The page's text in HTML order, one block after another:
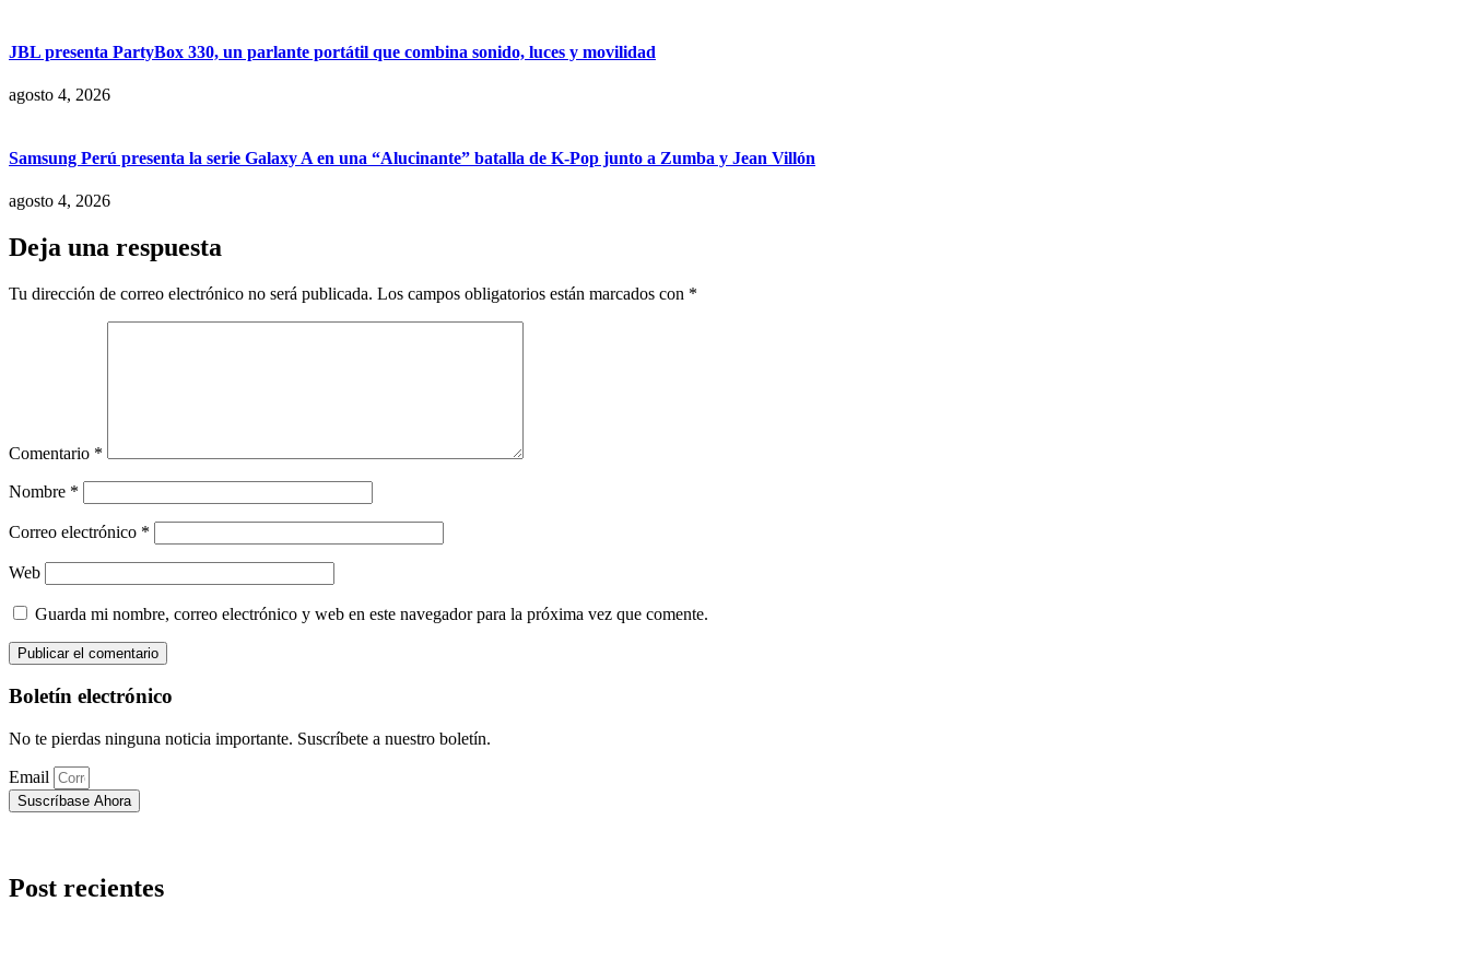
JBL presenta PartyBox 330, un parlante portátil que combina sonido, luces y movilidad
agosto 4, 2026
Samsung Perú presenta la serie Galaxy A en una “Alucinante” batalla de K-Pop junto a Zumba y Jean Villón
agosto 4, 2026
Deja una respuesta
Tu dirección de correo electrónico no será publicada. Los campos obligatorios están marcados con *
Comentario *
Nombre *
Correo electrónico *
Web
Guarda mi nombre, correo electrónico y web en este navegador para la próxima vez que comente.
Boletín electrónico
No te pierdas ninguna noticia importante. Suscríbete a nuestro boletín.
Email
Suscríbase Ahora
Post recientes